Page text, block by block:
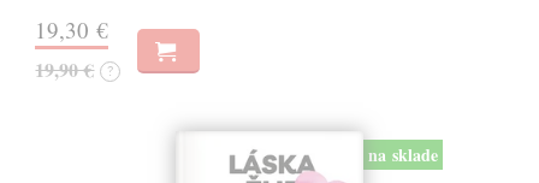
19,30 €
19,90 € ?
na sklade